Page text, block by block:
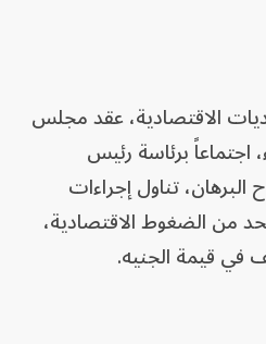
الاقتصادية، عقد مجلس
اجتماعاً برئاسة رئيس
تناول إجراءات
من الضغوط الاقتصادية،
في قيمة الجنيه.